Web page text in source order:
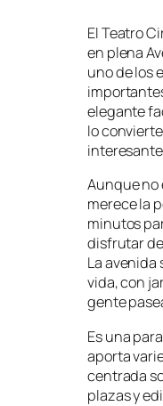
El Teatro
en plena
uno de los
elegante
lo
Aunque no
merece la
minutos
disfrutar
La
vida, con
gente
Es una
aporta
centrada
plazas y